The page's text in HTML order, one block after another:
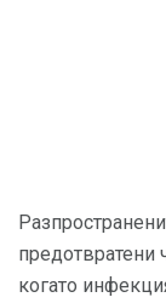
предотвратени
когато